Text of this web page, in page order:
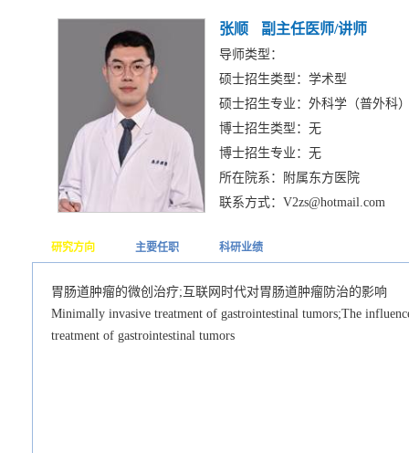
张顺 副主任医师/讲师
导师类型：
硕士招生类型：学术型
硕士招生专业：外科学（普外科
博士招生类型：无
博士招生专业：无
所在院系：附属东方医院
联系方式：V2zs@hotmail.com
研究方向 主要任职 科研业绩
胃肠道肿瘤的微创治疗;互联网时代对胃肠道肿瘤防治的影响
Minimally invasive treatment of gastrointestinal tumors;The
treatment of gastrointestinal tumors